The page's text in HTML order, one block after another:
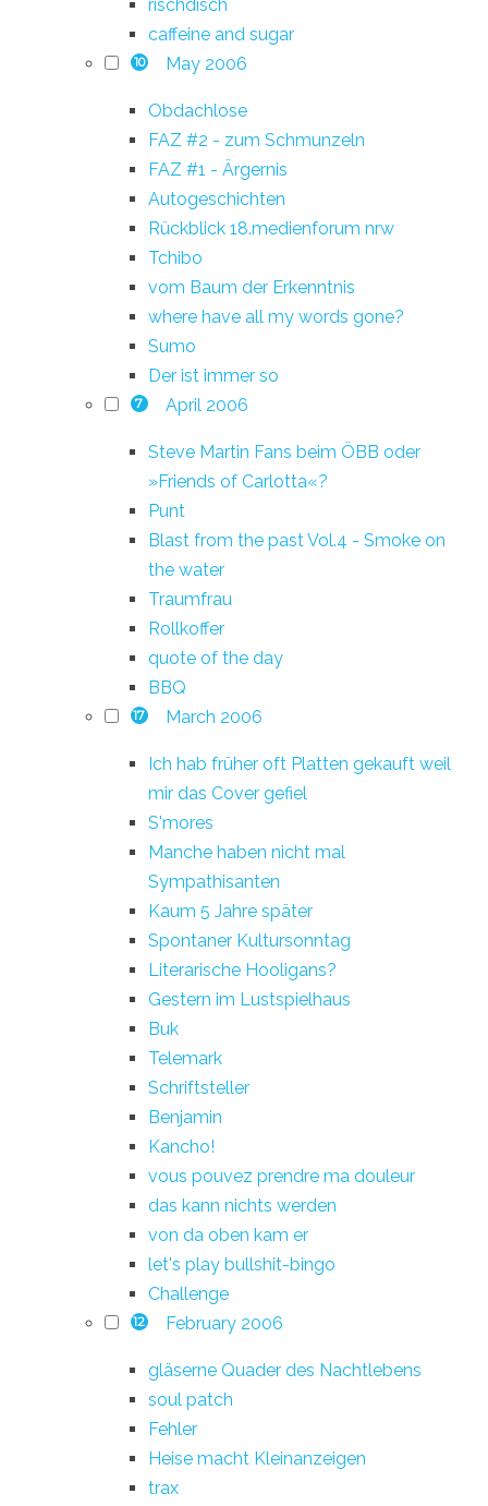
rischdisch
caffeine and sugar
10 May 2006
Obdachlose
FAZ #2 - zum Schmunzeln
FAZ #1 - Ärgernis
Autogeschichten
Rückblick 18.medienforum nrw
Tchibo
vom Baum der Erkenntnis
where have all my words gone?
Sumo
Der ist immer so
7 April 2006
Steve Martin Fans beim ÖBB oder
»Friends of Carlotta«?
Punt
Blast from the past Vol.4 - Smoke on
the water
Traumfrau
Rollkoffer
quote of the day
BBQ
17 March 2006
Ich hab früher oft Platten gekauft weil
mir das Cover gefiel
S'mores
Manche haben nicht mal
Sympathisanten
Kaum 5 Jahre später
Spontaner Kultursonntag
Literarische Hooligans?
Gestern im Lustspielhaus
Buk
Telemark
Schriftsteller
Benjamin
Kancho!
vous pouvez prendre ma douleur
das kann nichts werden
von da oben kam er
let's play bullshit-bingo
Challenge
12 February 2006
gläserne Quader des Nachtlebens
soul patch
Fehler
Heise macht Kleinanzeigen
trax